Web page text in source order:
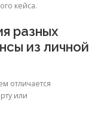
кейса.
разных
из личной
отличается
или